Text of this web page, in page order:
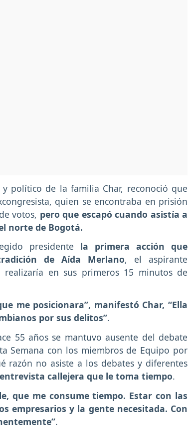
político de la familia Char, reconoció que
quien se encontraba en prisión
votos, pero que escapó cuando asistía a
norte de Bogotá.
presidente la primera acción que
de Aída Merlano, el aspirante
en sus primeros 15 minutos de
me posicionara”, manifestó Char, “Ella
por sus delitos”.
55 años se mantuvo ausente del debate
Semana con los miembros de Equipo por
razón no asiste a los debates y diferentes
callejera que le toma tiempo.
que me consume tiempo. Estar con las
empresarios y la gente necesitada. Con
.